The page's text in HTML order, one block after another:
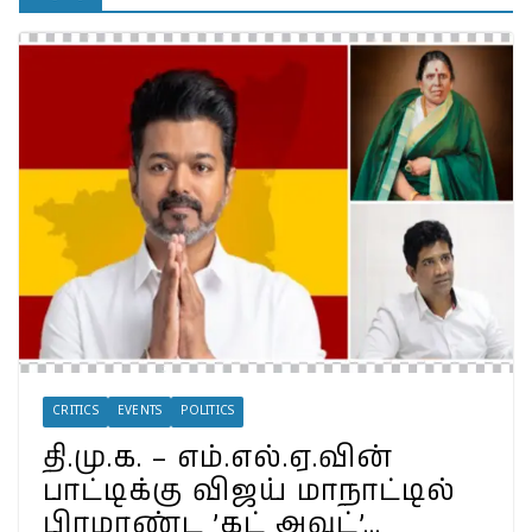
தெரியுமா?
இலங்கையில்
அமைந்திருப்பது இடதுசாரி
ஆட்சியா… தமிழர்களால்
கொண்டாட முடியுமா?
பேரழிவின் வடுவாக வயநாடு:
40 ஆண்டுகள் கடந்து அதே
இடத்தில் நிலச்சரிவு!
வயநாடு நிலச்சரிவுக்கு
இதுதான் காரணமா…
நீலகிரியில் Debris Flow
Landslide ஏற்பட வாய்ப்பா?
வயநாட்டில் முதல் வெற்றி!
தென்னிந்தியாவின்
முகமாகிறாரா பிரியங்கா?
காங்கிரஸ் வியூகம் என்ன?
CRITICS EVENTS POLITICS
தி.மு.க. – எம்.எல்.ஏ.வின்
பாட்டிக்கு விஜய் மாநாட்டில்